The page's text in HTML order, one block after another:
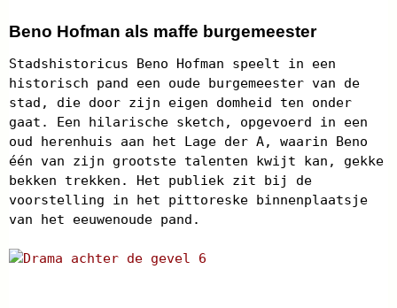
Beno Hofman als maffe burgemeester
Stadshistoricus Beno Hofman speelt in een
historisch pand een oude burgemeester van de
stad, die door zijn eigen domheid ten onder
gaat. Een hilarische sketch, opgevoerd in een
oud herenhuis aan het Lage der A, waarin Beno
één van zijn grootste talenten kwijt kan, gekke
bekken trekken. Het publiek zit bij de
voorstelling in het pittoreske binnenplaatsje
van het eeuwenoude pand.